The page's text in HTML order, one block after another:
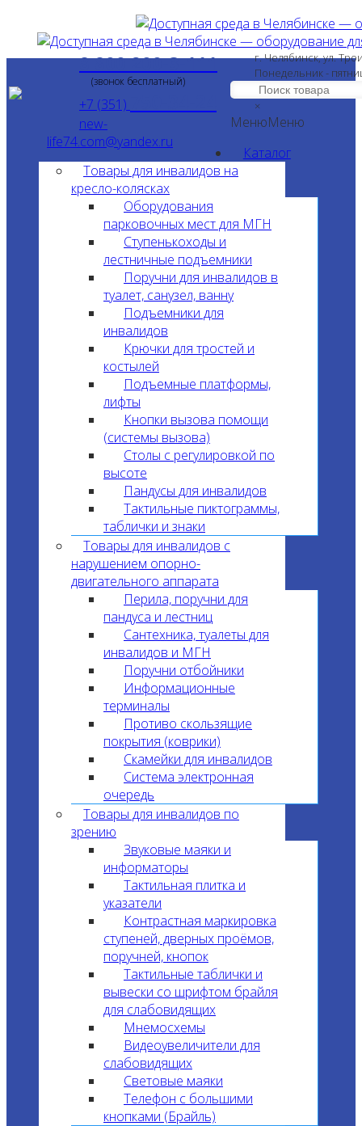
8 800 200-3-111
(звонок бесплатный)
+7 (351)
new-
life74.com@yandex.ru
г. Челябинск, ул.
Понедельник -
×
МенюМеню
Каталог
Товары для инвалидов на
кресло-колясках
Оборудования
парковочных мест для МГН
Ступенькоходы и
лестничные подъемники
Поручни для инвалидов в
туалет, санузел, ванну
Подъемники для
инвалидов
Крючки для тростей и
костылей
Подъемные платформы,
лифты
Кнопки вызова помощи
(системы вызова)
Столы с регулировкой по
высоте
Пандусы для инвалидов
Тактильные пиктограммы,
таблички и знаки
Товары для инвалидов с
нарушением опорно-
двигательного аппарата
Перила, поручни для
пандуса и лестниц
Сантехника, туалеты для
инвалидов и МГН
Поручни отбойники
Информационные
терминалы
Противо скользящие
покрытия (коврики)
Скамейки для инвалидов
Система электронная
очередь
Товары для инвалидов по
зрению
Звуковые маяки и
информаторы
Тактильная плитка и
указатели
Контрастная маркировка
ступеней, дверных проёмов,
поручней, кнопок
Тактильные таблички и
вывески со шрифтом брайля
для слабовидящих
Мнемосхемы
Видеоувеличители для
слабовидящих
Световые маяки
Телефон с большими
кнопками (Брайль)